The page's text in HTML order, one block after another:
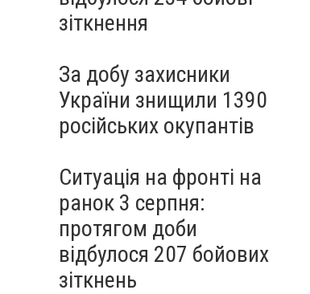
зіткнення
За добу захисники
України знищили 1390
російських окупантів
Ситуація на фронті на
ранок 3 серпня:
протягом доби
відбулося 207 бойових
зіткнень